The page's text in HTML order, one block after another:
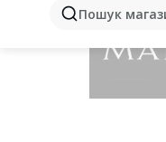
Пошук